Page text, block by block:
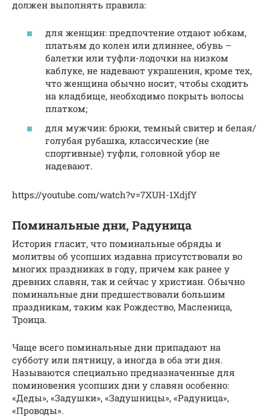
должен выполнять правила:
для женщин: предпочтение отдают юбкам,
платьям до колен или длиннее, обувь –
балетки или туфли-лодочки на низком
каблуке, не надевают украшения, кроме тех,
что женщина обычно носит, чтобы сходить
на кладбище, необходимо покрыть волосы
платком;
для мужчин: брюки, темный свитер и белая/
голубая рубашка, классические (не
спортивные) туфли, головной убор не
надевают.
https://youtube.com/watch?v=7XUH-1XdjfY
Поминальные дни, Радуница
История гласит, что поминальные обряды и
молитвы об усопших издавна присутствовали во
многих праздниках в году, причем как ранее у
древних славян, так и сейчас у христиан. Обычно
поминальные дни предшествовали большим
праздникам, таким как Рождество, Масленица,
Троица.
Чаще всего поминальные дни припадают на
субботу или пятницу, а иногда в оба эти дня.
Называются специально предназначенные для
поминовения усопших дни у славян особенно:
«Деды», «Задушки», «Задушницы», «Радуница»,
«Проводы».